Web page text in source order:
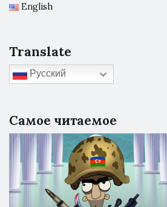
English
Translate
Русский
Самое читаемое